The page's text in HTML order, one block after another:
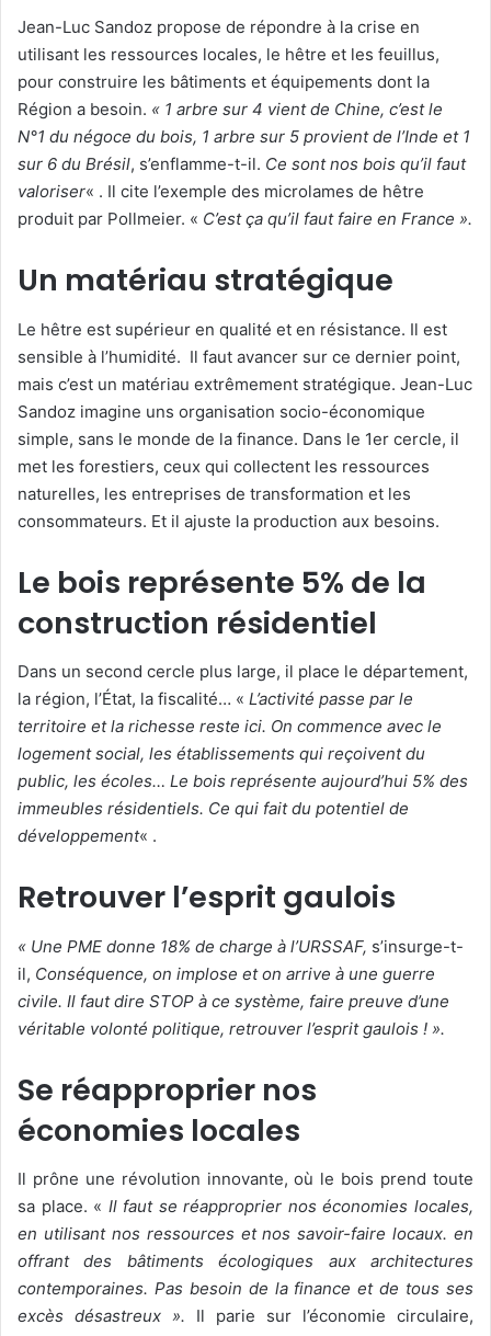
Jean-Luc Sandoz propose de répondre à la crise en
utilisant les ressources locales, le hêtre et les feuillus,
pour construire les bâtiments et équipements dont la
Région a besoin. « 1 arbre sur 4 vient de Chine, c’est le
N°1 du négoce du bois, 1 arbre sur 5 provient de l’Inde et 1
sur 6 du Brésil, s’enflamme-t-il. Ce sont nos bois qu’il faut
valoriser« . Il cite l’exemple des microlames de hêtre
produit par Pollmeier. « C’est ça qu’il faut faire en France ».
Un matériau stratégique
Le hêtre est supérieur en qualité et en résistance. Il est
sensible à l’humidité. Il faut avancer sur ce dernier point,
mais c’est un matériau extrêmement stratégique. Jean-Luc
Sandoz imagine uns organisation socio-économique
simple, sans le monde de la finance. Dans le 1er cercle, il
met les forestiers, ceux qui collectent les ressources
naturelles, les entreprises de transformation et les
consommateurs. Et il ajuste la production aux besoins.
Le bois représente 5% de la
construction résidentiel
Dans un second cercle plus large, il place le département,
la région, l’État, la fiscalité… « L’activité passe par le
territoire et la richesse reste ici. On commence avec le
logement social, les établissements qui reçoivent du
public, les écoles… Le bois représente aujourd’hui 5% des
immeubles résidentiels. Ce qui fait du potentiel de
développement« .
Retrouver l’esprit gaulois
« Une PME donne 18% de charge à l’URSSAF, s’insurge-t-
il, Conséquence, on implose et on arrive à une guerre
civile. Il faut dire STOP à ce système, faire preuve d’une
véritable volonté politique, retrouver l’esprit gaulois ! ».
Se réapproprier nos
économies locales
Il prône une révolution innovante, où le bois prend toute
sa place. « Il faut se réapproprier nos économies locales,
en utilisant nos ressources et nos savoir-faire locaux. en
offrant des bâtiments écologiques aux architectures
contemporaines. Pas besoin de la finance et de tous ses
excès désastreux ». Il parie sur l’économie circulaire,